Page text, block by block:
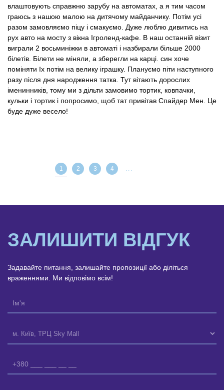
влаштовують справжню зарубу на автоматах, а я тим часом
граюсь з нашою малою на дитячому майданчику. Потім усі
разом замовляємо піцу і смакуємо. Дуже люблю дивитись на
рух авто на мосту з вікна Ігроленд-кафе. В наш останній візит
виграли 2 восьминіжки в автоматі і назбирали більше 2000
білетів. Білети не міняли, а зберегли на карці. син хоче
поміняти їх потім на велику іграшку. Плануємо піти наступного
разу після дня народження татка. Тут вітають дорослих
іменинників, тому ми з дільти замовимо тортик, ковпачки,
кульки і тортик і попросимо, щоб тат привітав Спайдер Мен. Це
буде дуже весело!
1 2 3 4 ...
ЗАЛИШИТИ ВІДГУК
Задавайте питання, залишайте пропозиції або діліться
враженнями. Ми відповімо всім!